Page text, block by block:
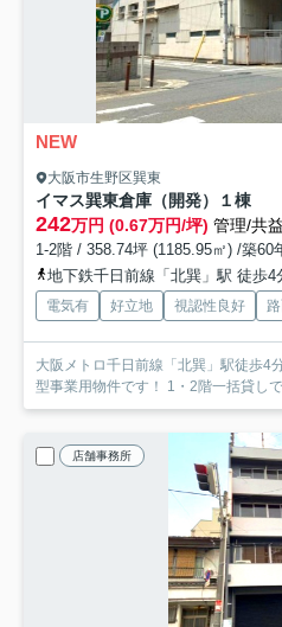
NEW
大阪市生野区巽東
イマス巽東倉庫（開発） １棟
242万円 (0.67万円/坪) 管理/共
1-2階 / 358.74坪 (1185.95㎡) /築60
地下鉄千日前線「北巽」駅 徒歩4
電気有 好立地 視認性良好
大阪メトロ千日前線「北巽」駅徒歩4
型事業用物件です！ 1・2階一括貸し
店舗事務所